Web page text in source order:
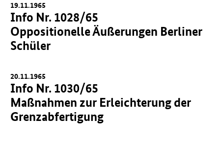
19.11.1965
Info Nr. 1028/65
Oppositionelle Äußerungen Berliner
Schüler
20.11.1965
Info Nr. 1030/65
Maßnahmen zur Erleichterung der
Grenzabfertigung